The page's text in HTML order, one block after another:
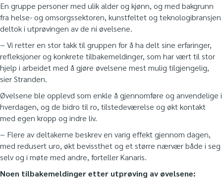
En gruppe personer med ulik alder og kjønn, og med bakgrunn
fra helse- og omsorgssektoren, kunstfeltet og teknologibransjen
deltok i utprøvingen av de ni øvelsene.
− Vi retter en stor takk til gruppen for å ha delt sine erfaringer,
refleksjoner og konkrete tilbakemeldinger, som har vært til stor
hjelp i arbeidet med å gjøre øvelsene mest mulig tilgjengelig,
sier Stranden.
Øvelsene ble opplevd som enkle å gjennomføre og anvendelige i
hverdagen, og de bidro til ro, tilstedeværelse og økt kontakt
med egen kropp og indre liv.
− Flere av deltakerne beskrev en varig effekt gjennom dagen,
med redusert uro, økt bevissthet og et større nærvær både i seg
selv og i møte med andre, forteller Kanaris.
Noen tilbakemeldinger etter utprøving av øvelsene: